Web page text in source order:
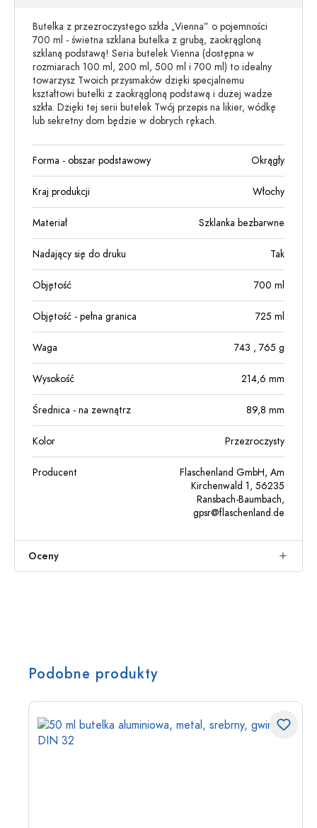
Butelka z przezroczystego szkła „Vienna” o pojemności
700 ml - świetna szklana butelka z grubą, zaokrągloną
szklaną podstawą! Seria butelek Vienna (dostępna w
rozmiarach 100 ml, 200 ml, 500 ml i 700 ml) to idealny
towarzysz Twoich przysmaków dzięki specjalnemu
kształtowi butelki z zaokrągloną podstawą i dużej wadze
szkła. Dzięki tej serii butelek Twój przepis na likier, wódkę
lub sekretny dom będzie w dobrych rękach.
Forma - obszar podstawowy Okrągły
Kraj produkcji Włochy
Materiał Szklanka bezbarwne
Nadający się do druku Tak
Objętość 700 ml
Objętość - pełna granica 725 ml
Waga 743 , 765 g
Wysokość 214,6 mm
Średnica - na zewnątrz 89,8 mm
Kolor Przezroczysty
Producent
Flaschenland GmbH, Am
Kirchenwald 1, 56235
Ransbach-Baumbach,
gpsr@flaschenland.de
Oceny
Podobne produkty